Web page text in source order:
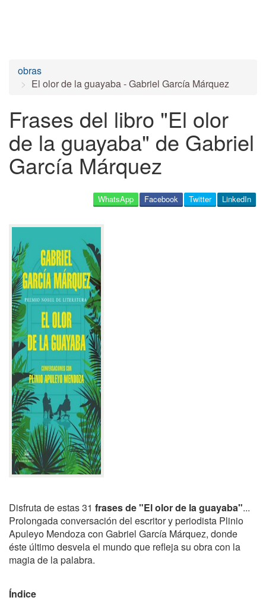
obras
El olor de la guayaba - Gabriel García Márquez
Frases del libro "El olor
de la guayaba" de Gabriel
García Márquez
LinkedIn
Twitter
Facebook
WhatsApp
Disfruta de estas 31 frases de "El olor de la guayaba"...
Prolongada conversación del escritor y periodista Plinio
Apuleyo Mendoza con Gabriel García Márquez, donde
éste último desvela el mundo que refleja su obra con la
magia de la palabra.
Índice